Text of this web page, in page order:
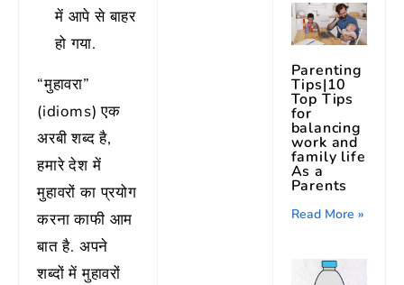
में आपे से बाहर
हो गया.
“मुहावरा”
(idioms) एक
अरबी शब्द है,
हमारे देश में
मुहावरों का प्रयोग
करना काफी आम
बात है. अपने
शब्दों में मुहावरों
Parenting
Tips|10
Top Tips
for
balancing
work and
family life
As a
Parents
Read More »